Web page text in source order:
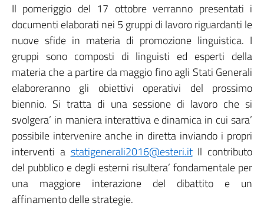
Il pomeriggio del 17 ottobre verranno presentati i
documenti elaborati nei 5 gruppi di lavoro riguardanti le
nuove sfide in materia di promozione linguistica. I
gruppi sono composti di linguisti ed esperti della
materia che a partire da maggio fino agli Stati Generali
elaboreranno gli obiettivi operativi del prossimo
biennio. Si tratta di una sessione di lavoro che si
svolgera’ in maniera interattiva e dinamica in cui sara’
possibile intervenire anche in diretta inviando i propri
interventi a statigenerali2016@esteri.itIl contributo
del pubblico e degli esterni risultera’ fondamentale per
una maggiore interazione del dibattito e un
affinamento delle strategie.